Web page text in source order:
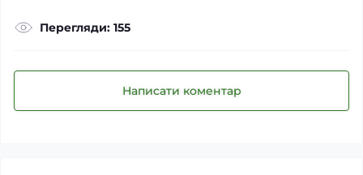
Перегляди: 155
Написати коментар